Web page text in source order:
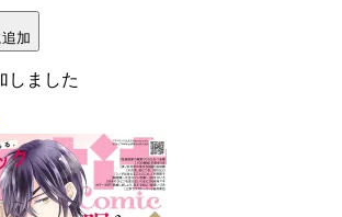
加
しました